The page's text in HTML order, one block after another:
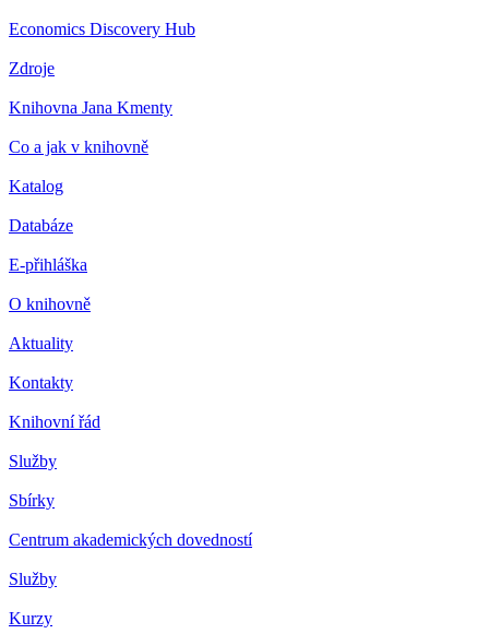
Economics Discovery Hub
Zdroje
Knihovna Jana Kmenty
Co a jak v knihovně
Katalog
Databáze
E-přihláška
O knihovně
Aktuality
Kontakty
Knihovní řád
Služby
Sbírky
Centrum akademických dovedností
Služby
Kurzy